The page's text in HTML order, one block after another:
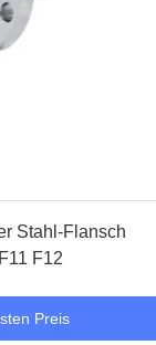
Stahl-Flansch
F12
Preis